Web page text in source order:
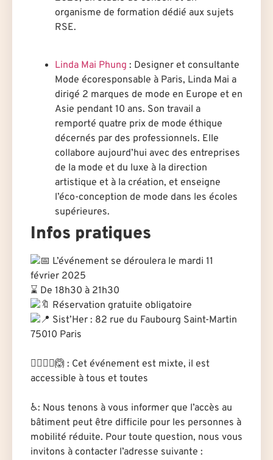
organisme de formation dédié aux sujets
RSE.
Linda Mai Phung : Designer et consultante
Mode écoresponsable à Paris, Linda Mai a
dirigé 2 marques de mode en Europe et en
Asie pendant 10 ans. Son travail a
remporté quatre prix de mode éthique
décernés par des professionnels. Elle
collabore aujourd’hui avec des entreprises
de la mode et du luxe à la direction
artistique et à la création, et enseigne
l’éco-conception de mode dans les écoles
supérieures.
Infos pratiques
L’événement se déroulera le mardi 11
février 2025
⌛️ De 18h30 à 21h30
Réservation gratuite obligatoire
Sist’Her : 82 rue du Faubourg Saint-Martin
75010 Paris
🙆‍♂️🙆‍♀️🙆 : Cet événement est mixte, il est
accessible à tous et toutes
♿: ​Nous tenons à vous informer que l’accès au
bâtiment peut être difficile pour les personnes à
mobilité réduite. Pour toute question, nous vous
invitons à contacter l’adresse suivante :